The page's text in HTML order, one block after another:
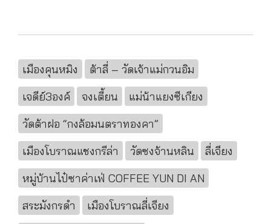
เมืองคุนหมิง
ต้าลี่ – วัดเจ้าแม่กวนอิม
เจดีย์3องค์
จงเตี้ยน
แม่น้าแยงซีเกียง
วัดต้าฝอ “กงล้อมนตราทองคา”
เมืองโบราณแชงกรีล่า
วัดซงจ้านหลิน
ลี่เจียง
หมู่บ้านไป๋ซาค่าเฟ่ COFFEE YUN DI AN
สระมังกรดำ
เมืองโบราณลี่เจียง